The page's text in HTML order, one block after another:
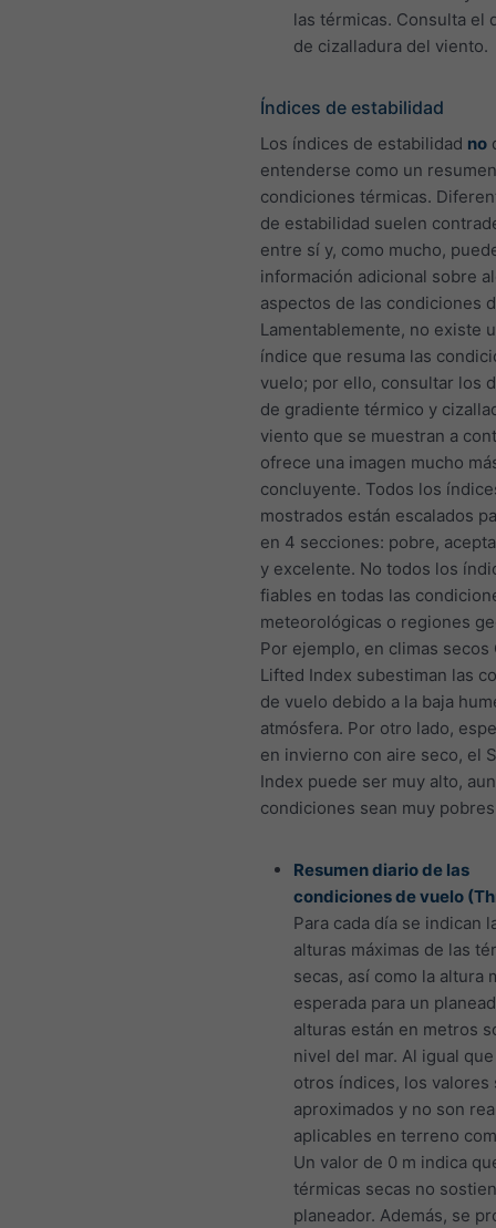
las térmicas. Consulta el
de cizalladura del viento.
Índices de estabilidad
Los índices de estabilidad no
entenderse como un
condiciones térmicas.
de estabilidad suelen
entre sí y, como mucho,
información adicional sobre
aspectos de las condiciones
Lamentablemente, no existe
índice que resuma las
vuelo; por ello, consultar los
de gradiente térmico y
viento que se muestran a
ofrece una imagen mucho
concluyente. Todos los
mostrados están escalados
en 4 secciones: pobre,
y excelente. No todos los
fiables en todas las
meteorológicas o regiones
Por ejemplo, en climas secos
Lifted Index subestiman las
de vuelo debido a la baja
atmósfera. Por otro lado,
en invierno con aire seco, el
Index puede ser muy alto,
condiciones sean muy
Resumen diario de las
condiciones de vuelo
Para cada día se indican
alturas máximas de las
secas, así como la altura
esperada para un
alturas están en metros
nivel del mar. Al igual
otros índices, los valores
aproximados y no son
aplicables en terreno
Un valor de 0 m indica
térmicas secas no
planeador. Además, se